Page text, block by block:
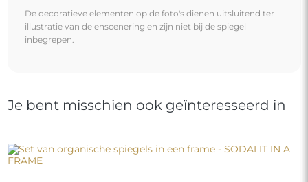
De decoratieve elementen op de foto's dienen uitsluitend ter
illustratie van de enscenering en zijn niet bij de spiegel
inbegrepen.
Je bent misschien ook geïnteresseerd in